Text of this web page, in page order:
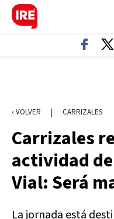
‹ VOLVER | CARRIZALES
Carrizales
actividad
Vial: Será
La jornada está